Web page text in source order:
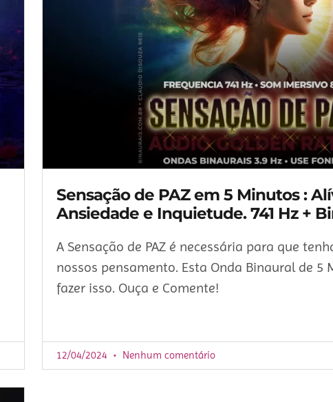
Sensação de PAZ em 5 Minutos :
Ansiedade e Inquietude. 741 Hz +
A Sensação de PAZ é necessária para que
nossos pensamento. Esta Onda Binaural de 5
fazer isso. Ouça e Comente!
12/04/2024 Nenhum comentário